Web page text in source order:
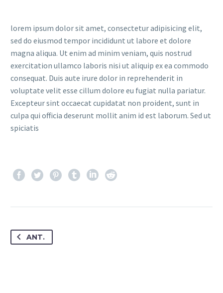
lorem ipsum dolor sit amet, consectetur adipisicing elit,
sed do eiusmod tempor incididunt ut labore et dolore
magna aliqua. Ut enim ad minim veniam, quis nostrud
exercitation ullamco laboris nisi ut aliquip ex ea commodo
consequat. Duis aute irure dolor in reprehenderit in
voluptate velit esse cillum dolore eu fugiat nulla pariatur.
Excepteur sint occaecat cupidatat non proident, sunt in
culpa qui officia deserunt mollit anim id est laborum. Sed ut
spiciatis
ANT.